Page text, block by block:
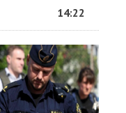
14:22